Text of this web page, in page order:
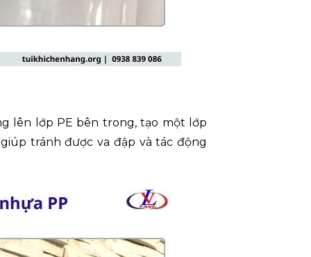
lên lớp PE bên trong, tạo một lớp
tránh được va đập và tác động